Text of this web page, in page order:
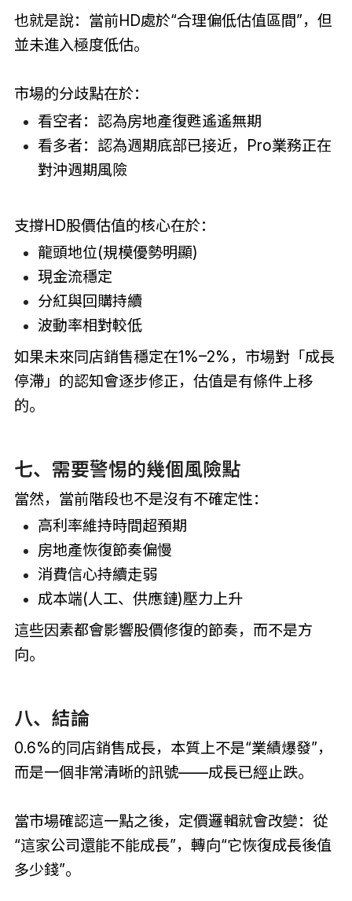
也就是說：當前HD處於“合理偏低估值區間”，但
並未進入極度低估。
市場的分歧點在於：
看空者：認為房地產復甦遙遙無期
看多者：認為週期底部已接近，Pro業務正在
對沖週期風險
支撐HD股價估值的核心在於：
龍頭地位(規模優勢明顯)
現金流穩定
分紅與回購持續
波動率相對較低
如果未來同店銷售穩定在1%–2%，市場對「成長
停滯」的認知會逐步修正，估值是有條件上移
的。
七、需要警惕的幾個風險點
當然，當前階段也不是沒有不確定性：
高利率維持時間超預期
房地產恢復節奏偏慢
消費信心持續走弱
成本端(人工、供應鏈)壓力上升
這些因素都會影響股價修復的節奏，而不是方
向。
八、結論
0.6%的同店銷售成長，本質上不是“業績爆發”，
而是一個非常清晰的訊號——成長已經止跌。
當市場確認這一點之後，定價邏輯就會改變：從
“這家公司還能不能成長”，轉向“它恢復成長後值
多少錢”。